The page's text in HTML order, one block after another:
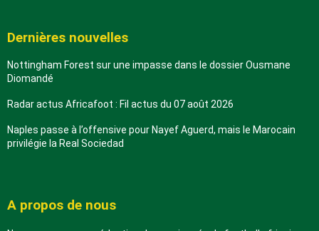
Dernières nouvelles
Nottingham Forest sur une impasse dans le dossier Ousmane
Diomandé
Radar actus Africafoot : Fil actus du 07 août 2026
Naples passe à l’offensive pour Nayef Aguerd, mais le Marocain
privilégie la Real Sociedad
A propos de nous